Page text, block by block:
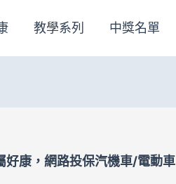
教學系列 中獎名單
好康，網路投保汽機車/電動車